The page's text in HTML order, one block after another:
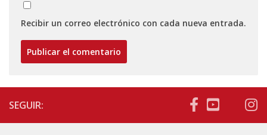
Recibir un correo electrónico con cada nueva entrada.
SEGUIR: